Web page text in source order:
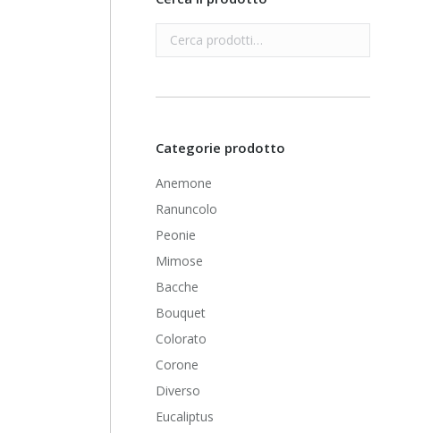
Categorie prodotto
Anemone
Ranuncolo
Peonie
Mimose
Bacche
Bouquet
Colorato
Corone
Diverso
Eucaliptus